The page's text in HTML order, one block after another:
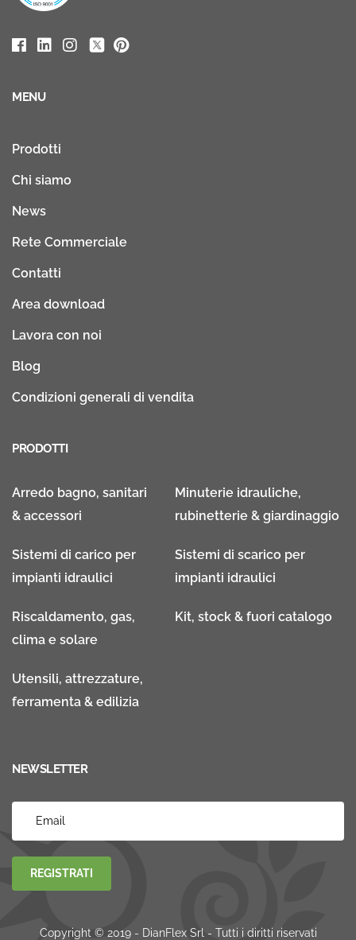
MENU
Prodotti
Chi siamo
News
Rete Commerciale
Contatti
Area download
Lavora con noi
Blog
Condizioni generali di vendita
PRODOTTI
Arredo bagno, sanitari
& accessori
Minuterie idrauliche,
rubinetterie & giardinaggio
Sistemi di carico per
impianti idraulici
Sistemi di scarico per
impianti idraulici
Riscaldamento, gas,
clima e solare
Kit, stock & fuori catalogo
Utensili, attrezzature,
ferramenta & edilizia
NEWSLETTER
REGISTRATI
Copyright © 2019 - DianFlex Srl - Tutti i diritti riservati